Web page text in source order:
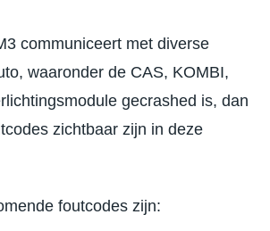
communiceert met diverse
waaronder de CAS, KOMBI,
gecrashed is, dan
zichtbaar zijn in deze
foutcodes zijn: